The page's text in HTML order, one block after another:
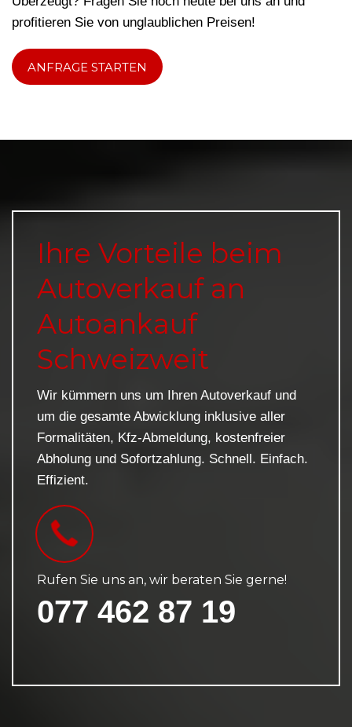
profitieren Sie von unglaublichen Preisen!
ANFRAGE STARTEN
Ihre Vorteile beim
Autoverkauf an
Autoankauf
Schweizweit
Wir kümmern uns um Ihren Autoverkauf und
um die gesamte Abwicklung inklusive aller
Formalitäten, Kfz-Abmeldung, kostenfreier
Abholung und Sofortzahlung. Schnell. Einfach.
Effizient.
Rufen Sie uns an, wir beraten Sie gerne!
077 462 87 19